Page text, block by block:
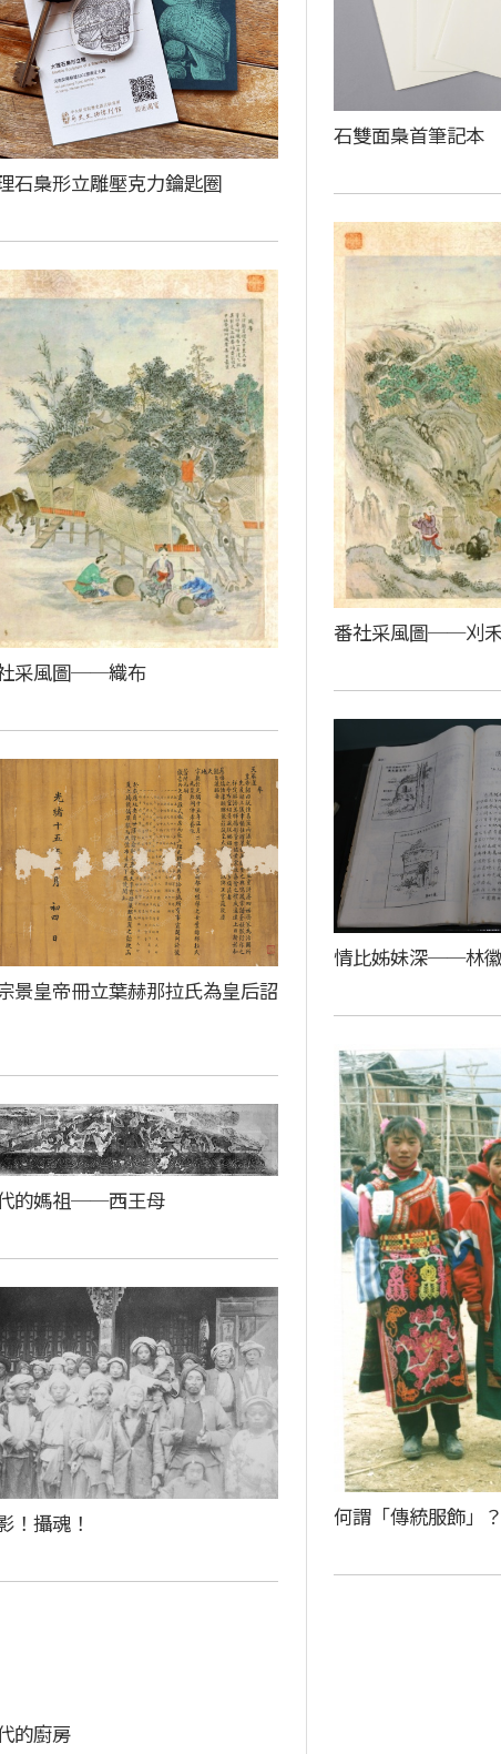
石梟形立雕壓克力鑰匙圈
石雙面梟首筆記本
番社采風圖──刈
采風圖──織布
情比姊妹深──林
景皇帝冊立葉赫那拉氏為皇后詔
何謂「傳統服飾」？
的媽祖──西王母
！攝魂！
的廚房